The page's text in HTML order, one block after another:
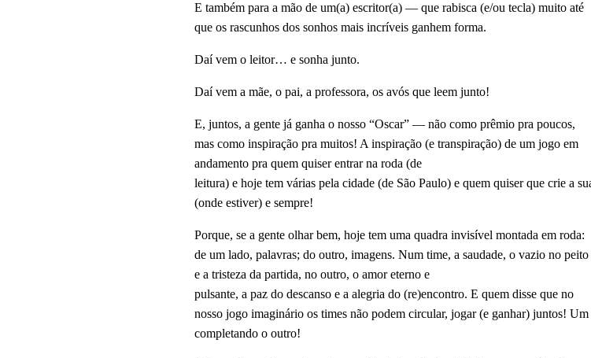
E também para a mão de um(a) escritor(a) — que rabisca (e/ou tecla) muito até
que os rascunhos dos sonhos mais incríveis ganhem forma.
Daí vem o leitor… e sonha junto.
Daí vem a mãe, o pai, a professora, os avós que leem junto!
E, juntos, a gente já ganha o nosso “Oscar” — não como prêmio pra poucos,
mas como inspiração pra muitos! A inspiração (e transpiração) de um jogo em
andamento pra quem quiser entrar na roda (de
leitura) e hoje tem várias pela cidade (de São Paulo) e quem quiser que crie a
(onde estiver) e sempre!
Porque, se a gente olhar bem, hoje tem uma quadra invisível montada em roda:
de um lado, palavras; do outro, imagens. Num time, a saudade, o vazio no peito
e a tristeza da partida, no outro, o amor eterno e
pulsante, a paz do descanso e a alegria do (re)encontro. E quem disse que no
nosso jogo imaginário os times não podem circular, jogar (e ganhar) juntos! Um
completando o outro!